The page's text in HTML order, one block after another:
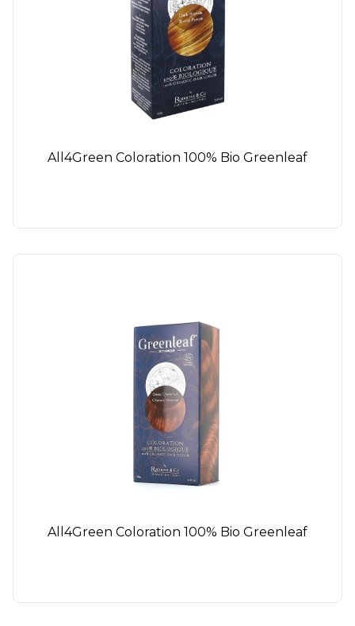
All4Green Coloration 100% Bio Greenleaf
All4Green Coloration 100% Bio Greenleaf